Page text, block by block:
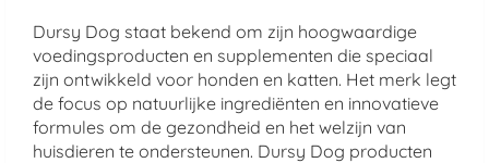
Dursy Dog staat bekend om zijn hoogwaardige
voedingsproducten en supplementen die speciaal
zijn ontwikkeld voor honden en katten. Het merk legt
de focus op natuurlijke ingrediënten en innovatieve
formules om de gezondheid en het welzijn van
huisdieren te ondersteunen. Dursy Dog producten